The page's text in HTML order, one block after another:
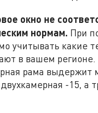
окно не
нормам. При
учитывать какие
в вашем регионе.
рама выдержит
двухкамерная -15, а